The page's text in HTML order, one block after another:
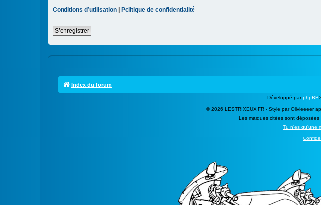
Conditions d’utilisation | Politique de confidentialité
S’enregistrer
Index du forum
Développé parphpBB
© 2026 LESTRIXEUX.FR - Style par Olivieeeer
Les marques citées sont
Tu n'es qu'une